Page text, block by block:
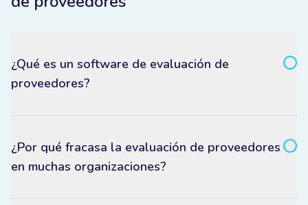
¿Qué es un software de evaluación de
proveedores?
¿Por qué fracasa la evaluación de proveedores
en muchas organizaciones?